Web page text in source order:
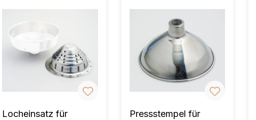
Locheinsatz für
Pressstempel für